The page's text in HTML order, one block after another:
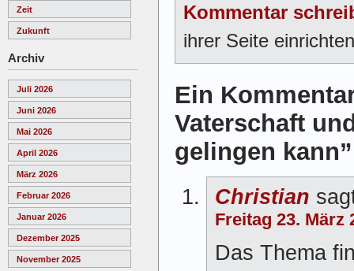
Zeit
Zukunft
Archiv
Juli 2026
Juni 2026
Mai 2026
April 2026
März 2026
Februar 2026
Januar 2026
Dezember 2025
November 2025
Kommentar
ihrer Seite
Ein
Vaterschaft
gelingen kann”
Christian
Freitag 23. März
Das Thema